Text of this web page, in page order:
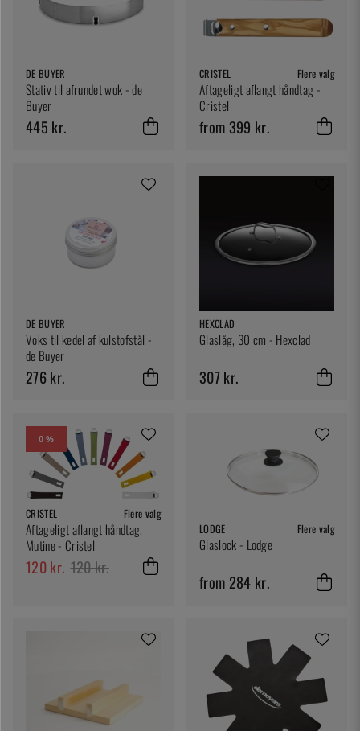
DE BUYER
Stativ til afrundet wok - de
Buyer
445 kr.
CRISTEL Flere valg
Aftageligt aflangt håndtag -
Cristel
from 399 kr.
DE BUYER
Voks til kedel af kulstofstål -
de Buyer
276 kr.
HEXCLAD
Glaslåg, 30 cm - Hexclad
307 kr.
0 %
CRISTEL Flere valg
Aftageligt aflangt håndtag,
Mutine - Cristel
120 kr. 120 kr.
LODGE Flere valg
Glaslock - Lodge
from 284 kr.